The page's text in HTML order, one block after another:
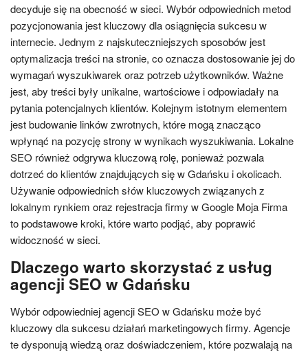
decyduje się na obecność w sieci. Wybór odpowiednich metod
pozycjonowania jest kluczowy dla osiągnięcia sukcesu w
internecie. Jednym z najskuteczniejszych sposobów jest
optymalizacja treści na stronie, co oznacza dostosowanie jej do
wymagań wyszukiwarek oraz potrzeb użytkowników. Ważne
jest, aby treści były unikalne, wartościowe i odpowiadały na
pytania potencjalnych klientów. Kolejnym istotnym elementem
jest budowanie linków zwrotnych, które mogą znacząco
wpłynąć na pozycję strony w wynikach wyszukiwania. Lokalne
SEO również odgrywa kluczową rolę, ponieważ pozwala
dotrzeć do klientów znajdujących się w Gdańsku i okolicach.
Używanie odpowiednich słów kluczowych związanych z
lokalnym rynkiem oraz rejestracja firmy w Google Moja Firma
to podstawowe kroki, które warto podjąć, aby poprawić
widoczność w sieci.
Dlaczego warto skorzystać z usług
agencji SEO w Gdańsku
Wybór odpowiedniej agencji SEO w Gdańsku może być
kluczowy dla sukcesu działań marketingowych firmy. Agencje
te dysponują wiedzą oraz doświadczeniem, które pozwalają na